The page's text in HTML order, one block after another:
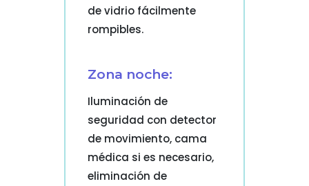
de vidrio fácilmente
rompibles.
Zona noche:
Iluminación de
seguridad con detector
de movimiento, cama
médica si es necesario,
eliminación de